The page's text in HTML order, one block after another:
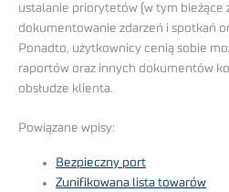
ustalanie priorytetów (w tym bieżące
dokumentowanie zdarzeń i spotkań
Ponadto, użytkownicy cenią sobie
raportów oraz innych dokumentów
obsłudze klienta.
Powiązane wpisy:
Bezpieczny port
Zunifikowana lista towarów